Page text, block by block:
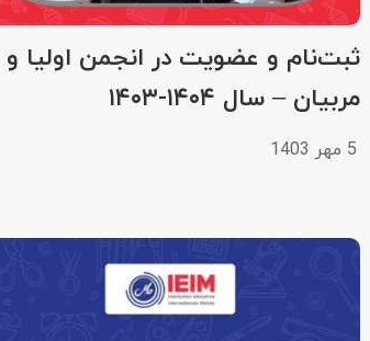
ثبت‌نام و عضویت در انجمن اولیا و
مربیان – سال ۱۴۰۴-۱۴۰۳
5 مهر 1403